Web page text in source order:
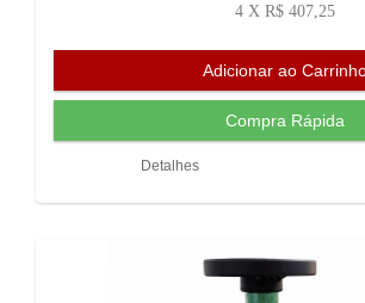
4 X R$ 407,25
Detalhes